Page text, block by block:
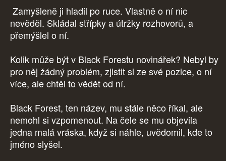
Zamyšleně ji hladil po ruce. Vlastně o ní nic
nevěděl. Skládal střípky a útržky rozhovorů, a
přemýšlel o ní.
Kolik může být v Black Forestu novinářek? Nebyl by
pro něj žádný problém, zjistit si ze své pozice, o ní
více, ale chtěl to vědět od ní.
Black Forest, ten název, mu stále něco říkal, ale
nemohl si vzpomenout. Na čele se mu objevila
jedna malá vráska, když si náhle, uvědomil, kde to
jméno slyšel.